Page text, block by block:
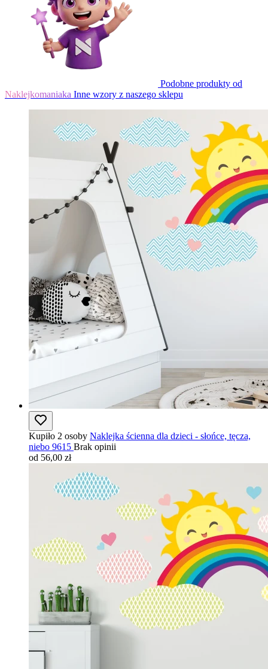
Podobne produkty od
Naklejkomaniaka Inne wzory z naszego sklepu
Kupiło 2 osoby Naklejka ścienna dla dzieci - słońce, tęcza,
niebo 9615 Brak opinii
od 56,00 zł